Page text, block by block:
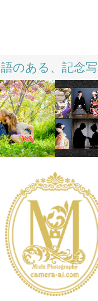
のある、記念写
PHOTO